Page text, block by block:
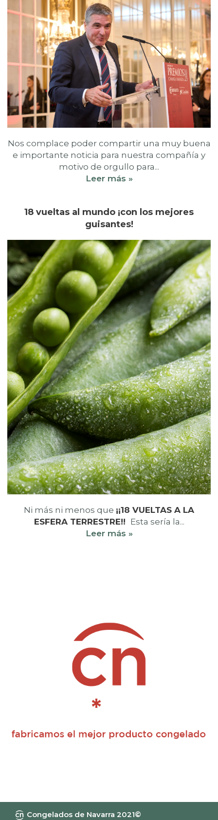
Nos complace poder compartir una muy buena
e importante noticia para nuestra compañía y
motivo de orgullo para...
Leer más »
18 vueltas al mundo ¡con los mejores
guisantes!
Ni más ni menos que ¡¡18 VUELTAS A LA
ESFERA TERRESTRE!! Esta sería la...
Leer más »
Congelados de Navarra 2021©